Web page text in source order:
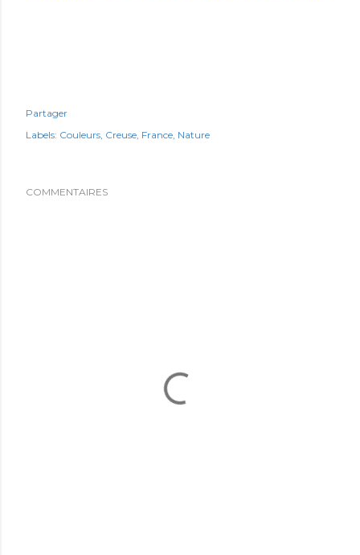
Partager
Labels: Couleurs Creuse France Nature
COMMENTAIRES